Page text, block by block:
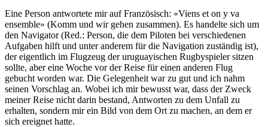
Eine Person antwortete mir auf Französisch: «Viens et on y va
ensemble» (Komm und wir gehen zusammen). Es handelte sich um
den Navigator (Red.: Person, die dem Piloten bei verschiedenen
Aufgaben hilft und unter anderem für die Navigation zuständig ist),
der eigentlich im Flugzeug der uruguayischen Rugbyspieler sitzen
sollte, aber eine Woche vor der Reise für einen anderen Flug
gebucht worden war. Die Gelegenheit war zu gut und ich nahm
seinen Vorschlag an. Wobei ich mir bewusst war, dass der Zweck
meiner Reise nicht darin bestand, Antworten zu dem Unfall zu
erhalten, sondern mir ein Bild von dem Ort zu machen, an dem er
sich ereignet hatte.